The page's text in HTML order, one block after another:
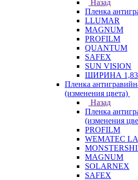
Назад
Пленка
LLUMAR
MAGNUM
PROFILM
QUANTUM
SAFEX
SUN VISION
ШИРИНА 1,83
Пленка
(изменения цвета)
Назад
Пленка
(изменения
PROFILM
WEMATEC
MAGNUM
SOLARNEX
SAFEX